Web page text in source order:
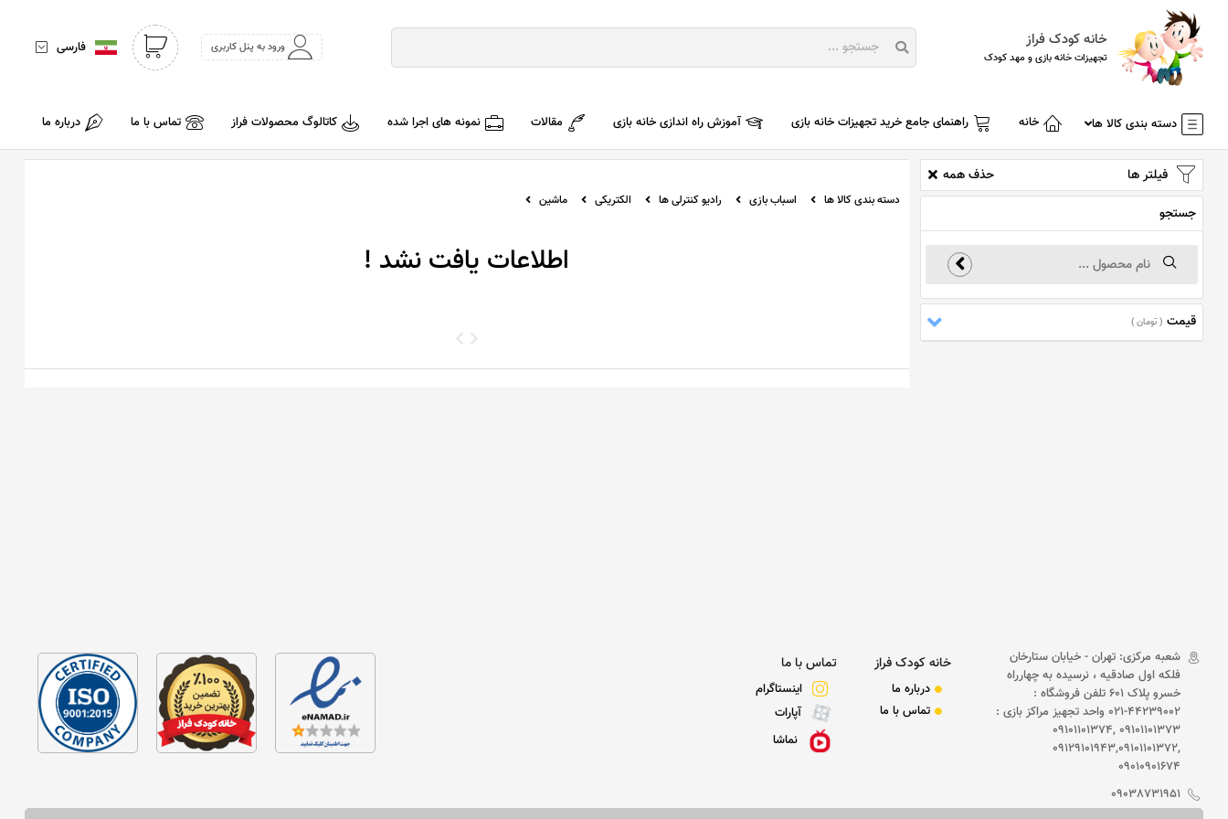
خانه کودک فراز
تجهیزات خانه بازی و مهد کودک
فارسی ورود به پنل کاربری
دسته بندی کالا ها خانه راهنمای جامع خرید تجهیزات خانه بازی آموزش راه اندازی خانه بازی مقالات نمونه های اجرا شده کاتالوگ محصولات فراز تماس با ما درباره ما
فیلتر ها
حذف همه
جستجو
قیمت ( تومان )
دسته بندی کالا ها اسباب بازی رادیو کنترلی ها الکتریکی ماشین
اطلاعات یافت نشد !
شعبه مرکزی: تهران - خیابان ستارخان
فلکه اول صادقیه ، نرسیده به چهارراه
خسرو پلاک 601 تلفن فروشگاه :
44239002-021 واحد تجهیز مراکز بازی :
09101101373 ,09101101374
,09129101943,09101101372
09010901674
09038731951
خانه کودک فراز
درباره ما
تماس با ما
تماس با ما
اینستاگرام
آپارات
نماشا